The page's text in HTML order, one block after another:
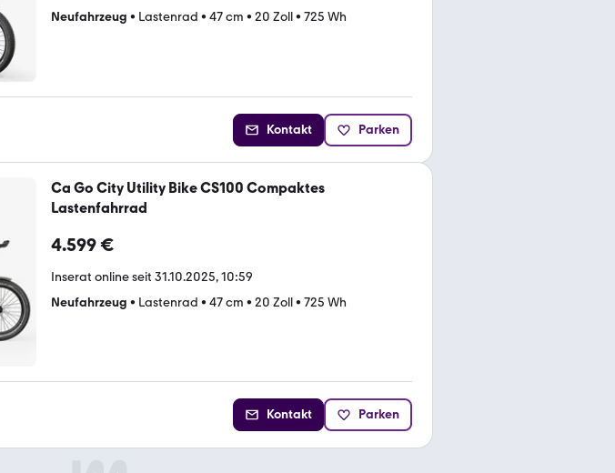
Neufahrzeug • Lastenrad • 47 cm • 20 Zoll• 725 Wh
Kontakt Parken
Ca Go City Utility Bike CS100 Compaktes
Lastenfahrrad
4.599 €
Inserat online seit 31.10.2025, 10:59
Neufahrzeug • Lastenrad • 47 cm • 20 Zoll• 725 Wh
Kontakt Parken